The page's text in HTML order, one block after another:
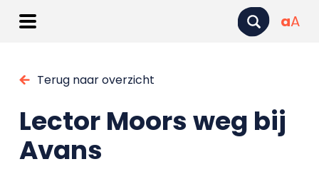
aA
Terug naar overzicht
Lector Moors weg bij
Avans